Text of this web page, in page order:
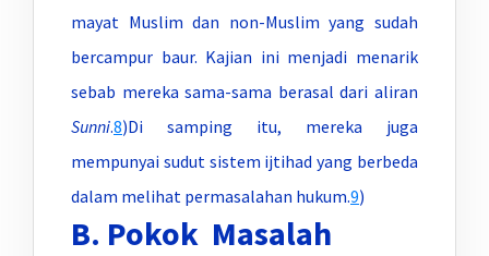
mayat Muslim dan non-Muslim yang sudah
bercampur baur. Kajian ini menjadi menarik
sebab mereka sama-sama berasal dari aliran
Sunni.8)Di samping itu, mereka juga
mempunyai sudut sistem ijtihad yang berbeda
dalam melihat permasalahan hukum.9)
B. Pokok Masalah